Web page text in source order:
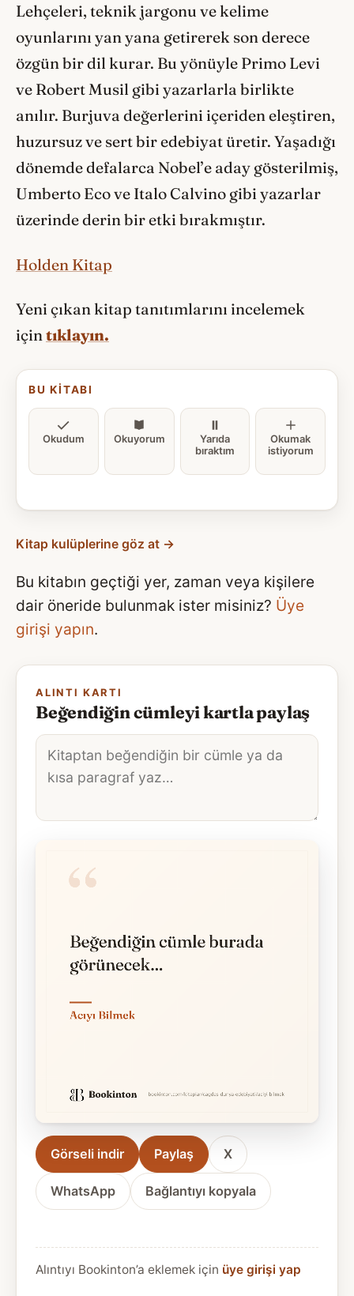
Lehçeleri, teknik jargonu ve kelime
oyunlarını yan yana getirerek son derece
özgün bir dil kurar. Bu yönüyle Primo Levi
ve Robert Musil gibi yazarlarla birlikte
anılır. Burjuva değerlerini içeriden eleştiren,
huzursuz ve sert bir edebiyat üretir. Yaşadığı
dönemde defalarca Nobel’e aday gösterilmiş,
Umberto Eco ve Italo Calvino gibi yazarlar
üzerinde derin bir etki bırakmıştır.
Holden Kitap
Yeni çıkan kitap tanıtımlarını incelemek
içintıklayın.
BU KITABI
Okudum Okuyorum
Yarıda
bıraktım
Okumak
istiyorum
Kitap kulüplerine göz at →
Bu kitabın geçtiği yer, zaman veya kişilere
dair öneride bulunmak ister misiniz? Üye
girişi yapın.
ALINTI KARTI
Beğendiğin cümleyi kartla paylaş
Alıntı
metni
Görseli indir Paylaş X
WhatsApp Bağlantıyı kopyala
Alıntıyı Bookinton’a eklemek için üye girişi yap